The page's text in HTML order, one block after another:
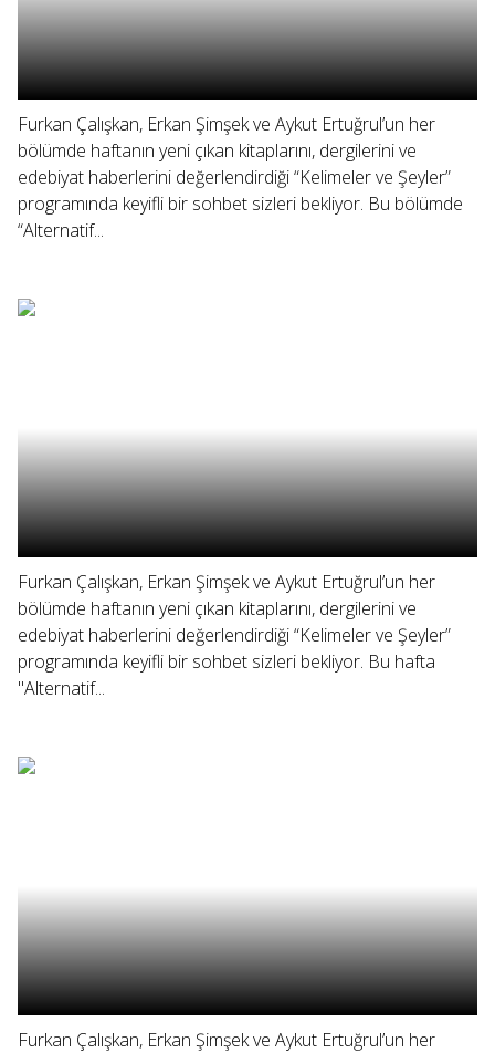
Furkan Çalışkan, Erkan Şimşek ve Aykut Ertuğrul’un her
bölümde haftanın yeni çıkan kitaplarını, dergilerini ve
edebiyat haberlerini değerlendirdiği “Kelimeler ve Şeyler”
programında keyifli bir sohbet sizleri bekliyor. Bu bölümde
“Alternatif...
Furkan Çalışkan, Erkan Şimşek ve Aykut Ertuğrul’un her
bölümde haftanın yeni çıkan kitaplarını, dergilerini ve
edebiyat haberlerini değerlendirdiği “Kelimeler ve Şeyler”
programında keyifli bir sohbet sizleri bekliyor. Bu hafta
"Alternatif...
Furkan Çalışkan, Erkan Şimşek ve Aykut Ertuğrul’un her